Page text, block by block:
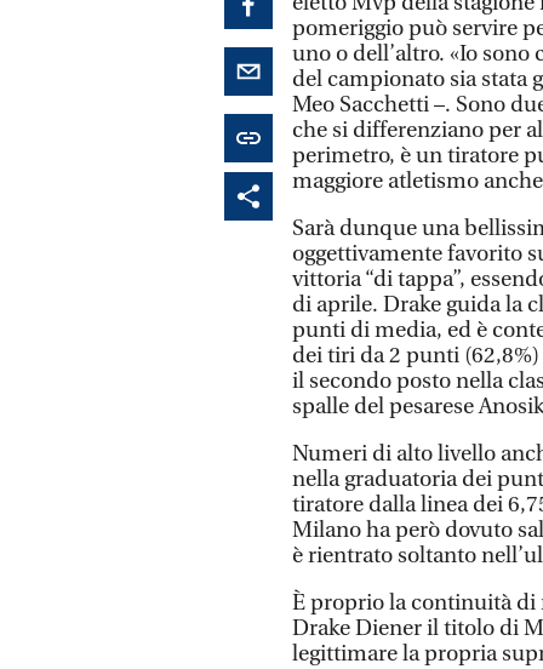
pomeriggio può servire
uno o dell’altro. «Io
del campionato sia stata
Meo Sacchetti –. Sono
che si differenziano per
perimetro, è un tiratore
maggiore atletismo
Sarà dunque una
oggettivamente favorito
vittoria “di tappa”,
di aprile. Drake guida la
punti di media, ed è
dei tiri da 2 punti
il secondo posto nella
spalle del pesarese
Numeri di alto livello
nella graduatoria dei
tiratore dalla linea dei
Milano ha però dovuto
è rientrato soltanto
È proprio la continuità di
Drake Diener il titolo di
legittimare la propria